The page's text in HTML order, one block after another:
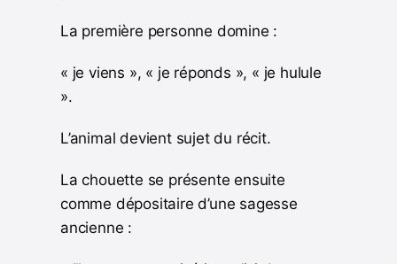
La première personne domine :
« je viens », « je réponds », « je hulule
».
L’animal devient sujet du récit.
La chouette se présente ensuite
comme dépositaire d’une sagesse
ancienne :